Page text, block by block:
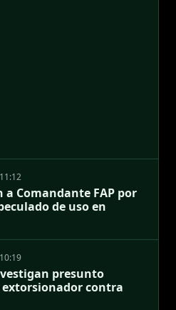
Comandante FAP por
de uso en
presunto
contra